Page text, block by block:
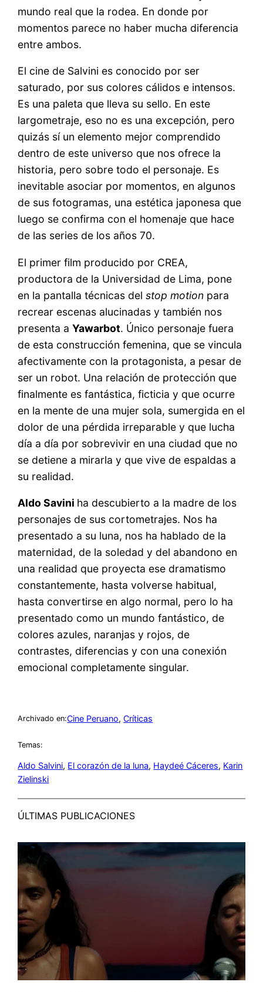
mundo real que la rodea. En donde por
momentos parece no haber mucha diferencia
entre ambos.
El cine de Salvini es conocido por ser
saturado, por sus colores cálidos e intensos.
Es una paleta que lleva su sello. En este
largometraje, eso no es una excepción, pero
quizás sí un elemento mejor comprendido
dentro de este universo que nos ofrece la
historia, pero sobre todo el personaje. Es
inevitable asociar por momentos, en algunos
de sus fotogramas, una estética japonesa que
luego se confirma con el homenaje que hace
de las series de los años 70.
El primer film producido por CREA,
productora de la Universidad de Lima, pone
en la pantalla técnicas delstop motion para
recrear escenas alucinadas y también nos
presenta aYawarbot. Único personaje fuera
de esta construcción femenina, que se vincula
afectivamente con la protagonista, a pesar de
ser un robot. Una relación de protección que
finalmente es fantástica, ficticia y que ocurre
en la mente de una mujer sola, sumergida en el
dolor de una pérdida irreparable y que lucha
día a día por sobrevivir en una ciudad que no
se detiene a mirarla y que vive de espaldas a
su realidad.
Aldo Savini ha descubierto a la madre de los
personajes de sus cortometrajes. Nos ha
presentado a su luna, nos ha hablado de la
maternidad, de la soledad y del abandono en
una realidad que proyecta ese dramatismo
constantemente, hasta volverse habitual,
hasta convertirse en algo normal, pero lo ha
presentado como un mundo fantástico, de
colores azules, naranjas y rojos, de
contrastes, diferencias y con una conexión
emocional completamente singular.
Archivado en:Cine Peruano, Críticas
Temas:
Aldo Salvini, El corazón de la luna, Haydeé Cáceres, Karin
Zielinski
ÚLTIMAS PUBLICACIONES